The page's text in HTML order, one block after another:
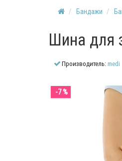
Бандажи
Шина для
Производитель:medi
-7 %